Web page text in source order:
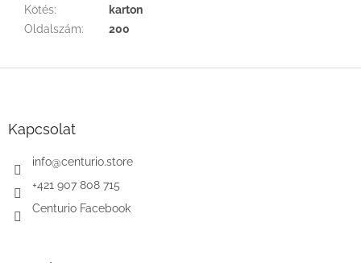
Kötés:
karton
Oldalszám: 200
Kapcsolat
info@centurio.store
+421 907 808 715
Centurio Facebook